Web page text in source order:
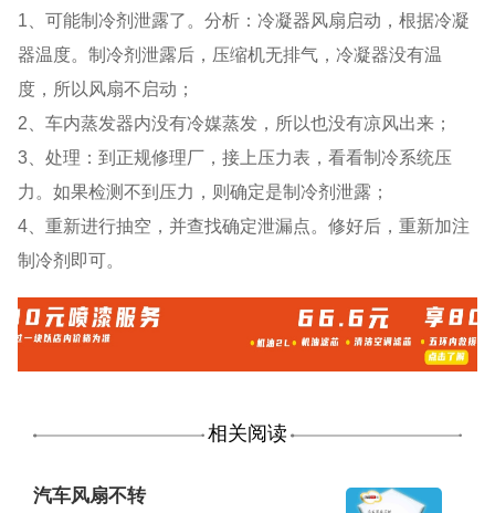
1、可能制冷剂泄露了。分析：冷凝器风扇启动，根据冷凝
器温度。制冷剂泄露后，压缩机无排气，冷凝器没有温
度，所以风扇不启动；
2、车内蒸发器内没有冷媒蒸发，所以也没有凉风出来；
3、处理：到正规修理厂，接上压力表，看看制冷系统压
力。如果检测不到压力，则确定是制冷剂泄露；
4、重新进行抽空，并查找确定泄漏点。修好后，重新加注
制冷剂即可。
相关阅读
汽车风扇不转